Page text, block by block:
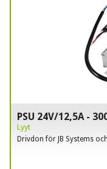
PSU 24V/12,5A -
Lyyt
Drivdon för JB Systems